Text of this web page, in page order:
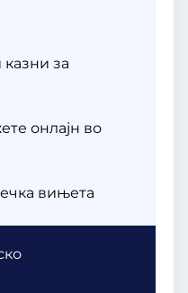
казни за
онлајн во
вињета